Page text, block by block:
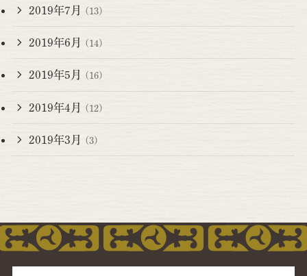
2019年7月 (13)
2019年6月 (14)
2019年5月 (16)
2019年4月 (12)
2019年3月 (3)